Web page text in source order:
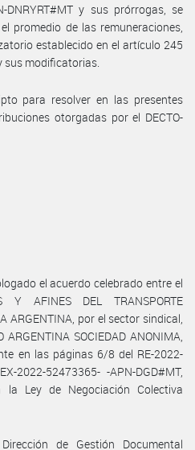
DNRYRT#MT y sus prórrogas, se
promedio de las remuneraciones,
establecido en el artículo 245
sus modificatorias.
para resolver en las presentes
otorgadas por el DECTO-
el acuerdo celebrado entre el
Y AFINES DEL TRANSPORTE
ARGENTINA, por el sector sindical,
SOCIEDAD ANONIMA,
en las páginas 6/8 del RE-2022-
2022-52473365- -APN-DGD#MT,
Ley de Negociación Colectiva
de Gestión Documental